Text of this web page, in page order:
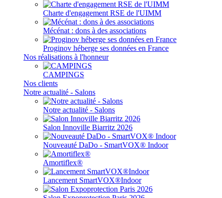
Charte d'engagement RSE de l'UIMM
Mécénat : dons à des associations
Proginov héberge ses données en France
Nos réalisations à l'honneur
CAMPINGS
Nos clients
Notre actualité - Salons
Notre actualité - Salons
Salon Innoville Biarritz 2026
Nouveauté DaDo - SmartVOX® Indoor
Amortiflex®
Lancement SmartVOX®Indoor